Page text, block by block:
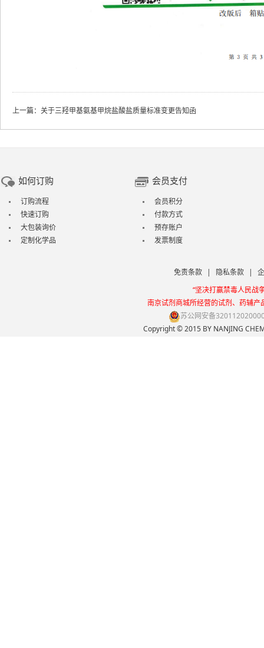
上一篇：关于三羟甲基氨基甲烷盐酸盐质量标准变更告知函
如何订购
订购流程
快速订购
大包装询价
定制化学品
会员支付
会员积分
付款方式
预存账户
发票制度
免责条款 | 隐私条款 |
“坚决打赢禁毒人民战
南京试剂商城所经营的试剂、药辅
苏公网安备
Copyright © 2015 BY NANJING